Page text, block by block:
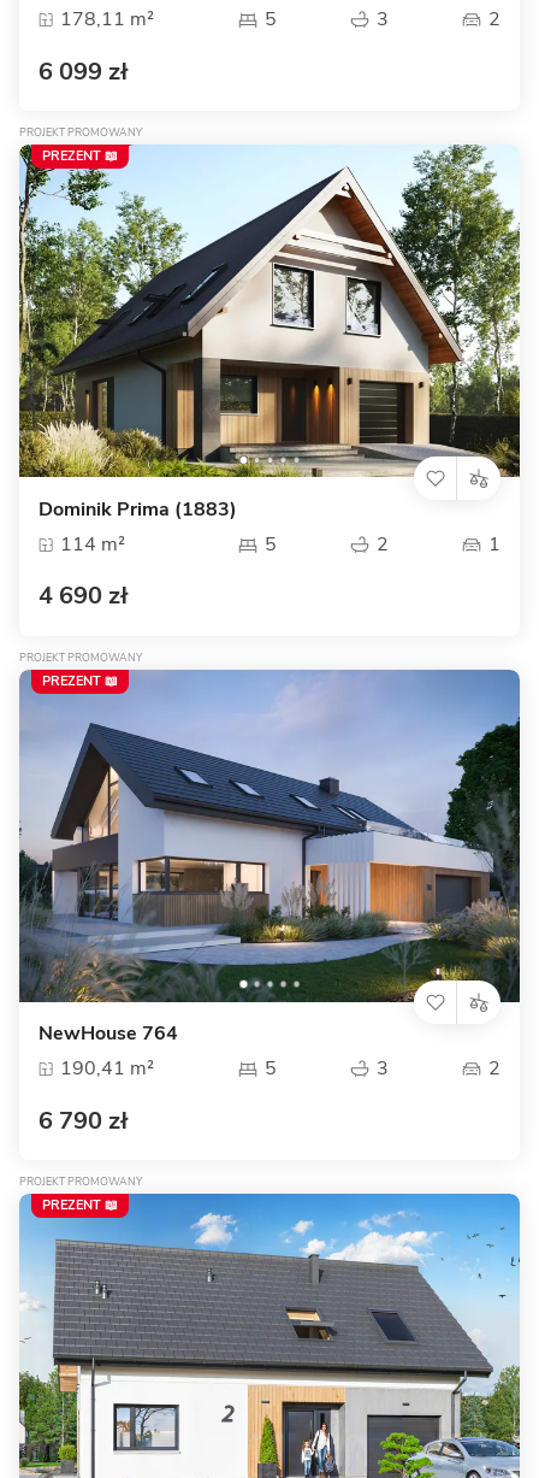
178,11 m²
5 3 2
6 099 zł
PROJEKT PROMOWANY
Dominik Prima (1883)
114 m²
5 2 1
4 690 zł
PREZENT 📖
PROJEKT PROMOWANY
NewHouse 764
190,41 m²
5 3 2
6 790 zł
PREZENT 📖
PROJEKT PROMOWANY
PREZENT 📖